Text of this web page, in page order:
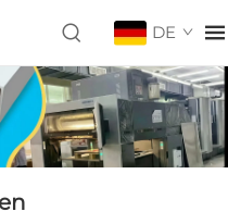
DE